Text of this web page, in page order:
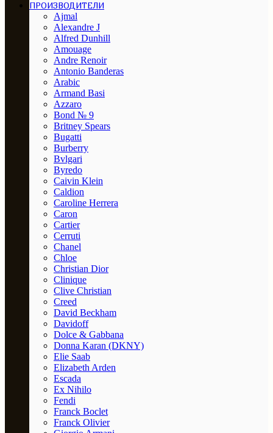
ПРОИЗВОДИТЕЛИ
Ajmal
Alexandre J
Alfred Dunhill
Amouage
Andre Renoir
Antonio Banderas
Arabic
Armand Basi
Azzaro
Bond № 9
Britney Spears
Bugatti
Burberry
Bvlgari
Byredo
Caivin Klein
Caldion
Caroline Herrera
Caron
Cartier
Cerruti
Chanel
Chloe
Christian Dior
Clinique
Clive Christian
Creed
David Beckham
Davidoff
Dolce & Gabbana
Donna Karan (DKNY)
Elie Saab
Elizabeth Arden
Escada
Ex Nihilo
Fendi
Franck Boclet
Franck Olivier